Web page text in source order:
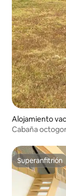
Alojamiento
Cabaña
Superanfitrión
Superanfitrión